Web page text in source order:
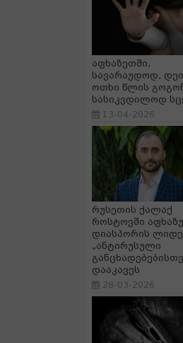
აფხაზეთში,
სავარაუდოდ,
ოთხი წლის
სასიკვდილოდ
13-04-2026
რუსეთის ქალაქ
როსტოვში
დიასპორის
„ანტირუსული
დააკავეს
28-03-2026